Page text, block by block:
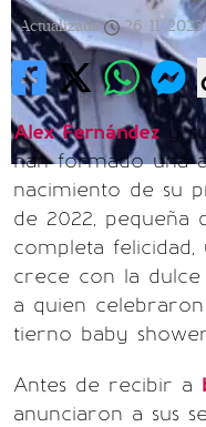
Actualizada
26/11/2023
Alex Fernándezy
han formado una
nacimiento de su
de 2022, pequeña
completa
crece con la dulce
a quien
tierno baby
Antes de recibir a
anunciaron a sus